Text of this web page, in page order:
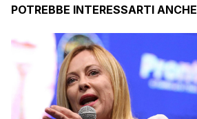
POTREBBE INTERESSARTI ANCHE